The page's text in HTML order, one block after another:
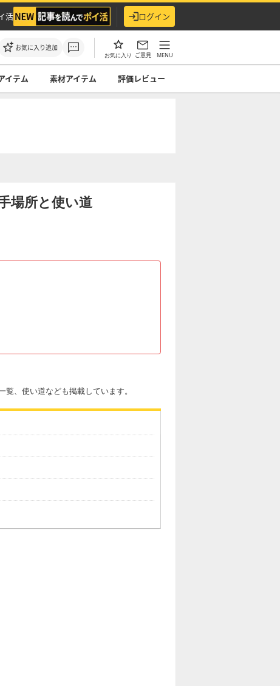
活 ログイン
お気に入り追加
お気に入り ご意見 MENU
イテム 素材アイテム 評価レビュー
場所と使い道
、使い道なども掲載しています。